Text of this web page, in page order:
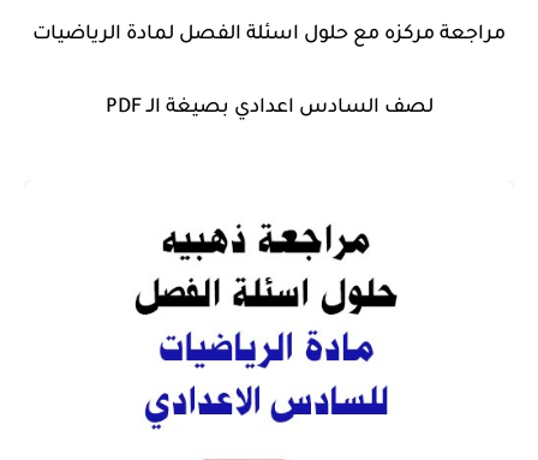
مراجعة مركزه مع حلول اسئلة الفصل لمادة الرياضيات
لصف السادس اعدادي بصيغة الـ PDF